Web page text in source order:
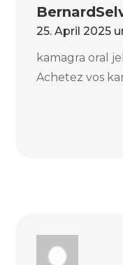
25. April 2025
kamagra oral
Achetez vos